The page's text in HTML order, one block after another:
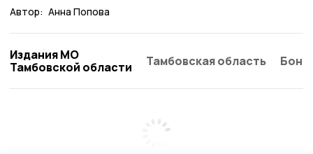
Автор: Анна Попова
Издания МО
Тамбовской области
Тамбовская область